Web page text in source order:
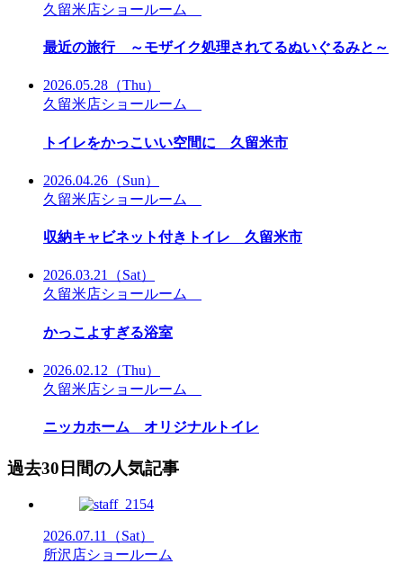
久留米店ショールーム
最近の旅行 ～モザイク処理されてるぬいぐるみと～
2026.05.28 （Thu）
久留米店ショールーム
トイレをかっこいい空間に 久留米市
2026.04.26 （Sun）
久留米店ショールーム
収納キャビネット付きトイレ 久留米市
2026.03.21 （Sat）
久留米店ショールーム
かっこよすぎる浴室
2026.02.12 （Thu）
久留米店ショールーム
ニッカホーム オリジナルトイレ
過去30日間の人気記事
2026.07.11
（Sat）
所沢店ショールーム